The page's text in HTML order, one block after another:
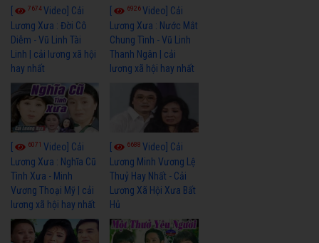
7674Video] Cải
Lương Xưa : Đời Cô
Diễm - Vũ Linh Tài
Linh | cải lương xã hội
hay nhất
6926Video] Cải
Lương Xưa : Nước Mắt
Chung Tình - Vũ Linh
Thanh Ngân | cải
lương xã hội hay nhất
6071 Video] Cải
Lương Xưa : Nghĩa Cũ
Tình Xưa - Minh
Vương Thoại Mỹ | cải
lương xã hội hay nhất
6688Video] Cải
Lương Minh Vương Lệ
Thuỷ Hay Nhất - Cải
Lương Xã Hội Xưa Bất
Hủ